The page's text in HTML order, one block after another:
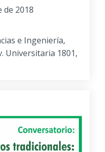
de 2018
e Ingeniería,
Universitaria 1801,